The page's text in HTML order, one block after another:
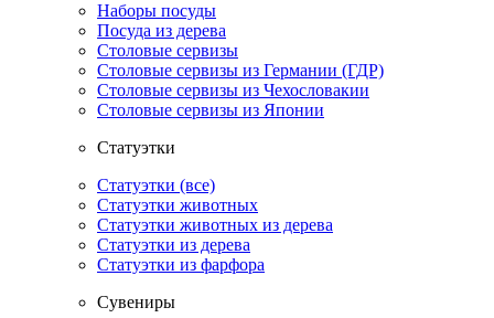
Наборы посуды
Посуда из дерева
Столовые сервизы
Столовые сервизы из Германии (ГДР)
Столовые сервизы из Чехословакии
Столовые сервизы из Японии
Статуэтки
Статуэтки (все)
Статуэтки животных
Статуэтки животных из дерева
Статуэтки из дерева
Статуэтки из фарфора
Сувениры